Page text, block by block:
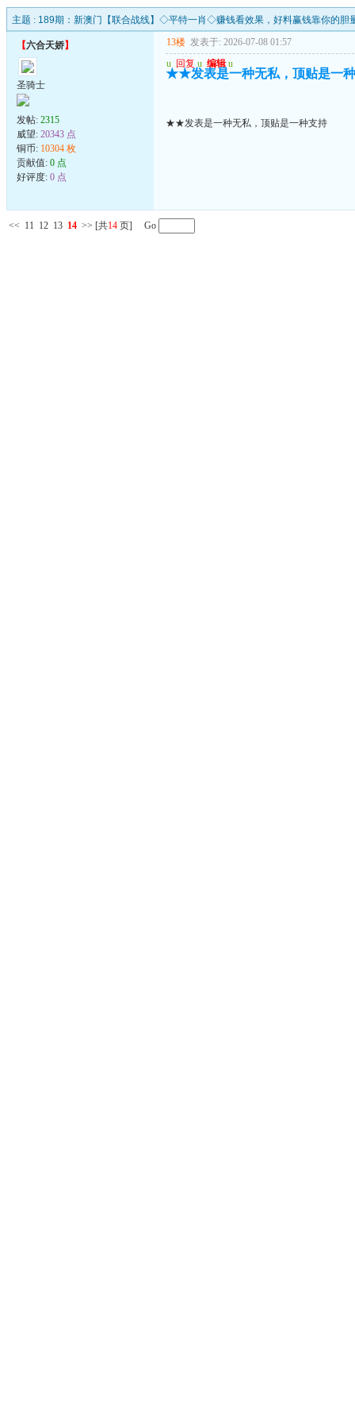
主题 : 189期：新澳门【联合战线】◇平特一肖◇赚钱看效果，好料赢钱靠你的胆
【六合天娇】
圣骑士
发帖: 2315
威望: 20343 点
铜币: 10304 枚
贡献值: 0 点
好评度: 0 点
13楼 发表于: 2026-07-08 01:57
u 回复 u 编辑 u
★★发表是一种无私，顶贴是一
★★发表是一种无私，顶贴是一种支持
<< 11 12 13 14 >> [共14 页] Go